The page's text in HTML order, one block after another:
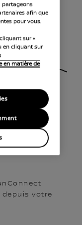
votre
partageons
afin que
pour vous.
sur «
en cliquant sur
en matière de